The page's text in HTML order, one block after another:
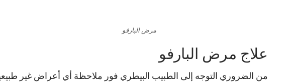
مرض البارفو
علاج مرض البارفو
من الضروري التوجه إلى الطبيب البيطري فور ملاحظة أي أعراض غير